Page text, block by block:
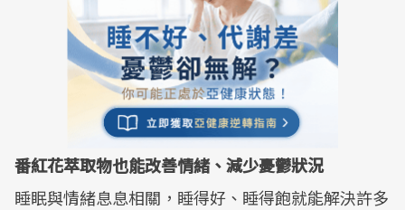
番紅花萃取物也能改善情緒、減少憂鬱狀況
睡眠與情緒息息相關，睡得好、睡得飽就能解決許多